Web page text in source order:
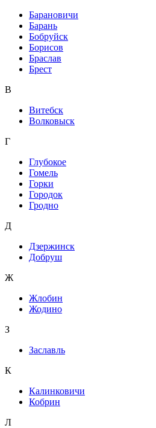
Барановичи
Барань
Бобруйск
Борисов
Браслав
Брест
В
Витебск
Волковыск
Г
Глубокое
Гомель
Горки
Городок
Гродно
Д
Дзержинск
Добруш
Ж
Жлобин
Жодино
З
Заславль
К
Калинковичи
Кобрин
Л